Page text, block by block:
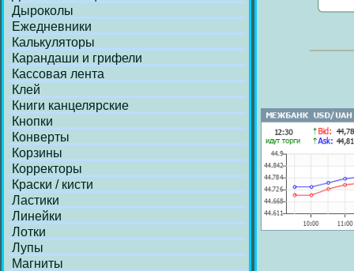
Дыроколы
Ежедневники
Калькуляторы
Карандаши и грифели
Кассовая лента
Клей
Книги канцелярские
Кнопки
Конверты
Корзины
Корректоры
Краски / кисти
Ластики
Линейки
Лотки
Лупы
Магниты